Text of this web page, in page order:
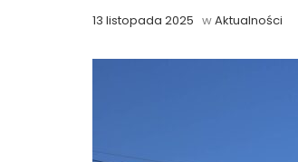
13 listopada 2025 wAktualności